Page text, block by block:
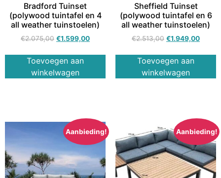
Bradford Tuinset
(polywood tuintafel en 4
all weather tuinstoelen)
€2.075,00 €1.599,00
Toevoegen aan
winkelwagen
Sheffield Tuinset
(polywood tuintafel en 6
all weather tuinstoelen)
€2.513,00 €1.949,00
Toevoegen aan
winkelwagen
Aanbieding! Aanbieding!